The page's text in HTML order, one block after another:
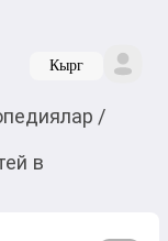
Кырг
/
в